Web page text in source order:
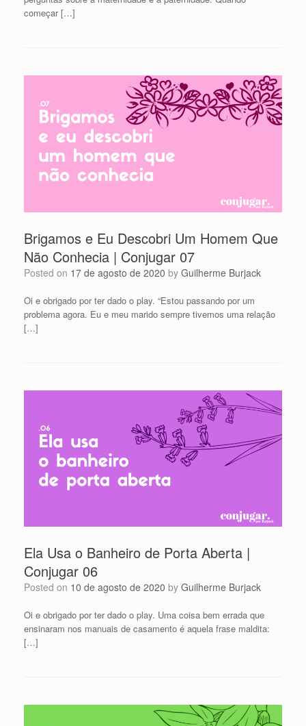
começar […]
Brigamos e Eu Descobri Um Homem Que
Não Conhecia | Conjugar 07
Posted on 17 de agosto de 2020 by Guilherme Burjack
Oi e obrigado por ter dado o play. “Estou passando por um
problema agora. Eu e meu marido sempre tivemos uma relação
[…]
Ela Usa o Banheiro de Porta Aberta |
Conjugar 06
Posted on 10 de agosto de 2020 by Guilherme Burjack
Oi e obrigado por ter dado o play. Uma coisa bem errada que
ensinaram nos manuais de casamento é aquela frase maldita:
[…]